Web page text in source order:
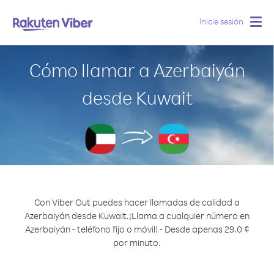
Inicie sesión
Cómo llamar a Azerbaiyán
desde Kuwait
Con Viber Out puedes hacer llamadas de calidad a
Azerbaiyán desde Kuwait.¡Llama a cualquier número en
Azerbaiyán - teléfono fijo o móvil! - Desde apenas 29.0 ¢
por minuto.